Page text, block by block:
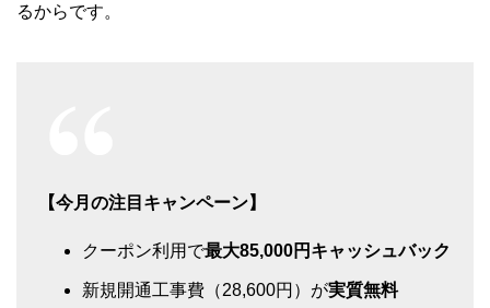
るからです。
【今月の注目キャンペーン】
クーポン利用で最大85,000円キャッシュバック
新規開通工事費（28,600円）が実質無料